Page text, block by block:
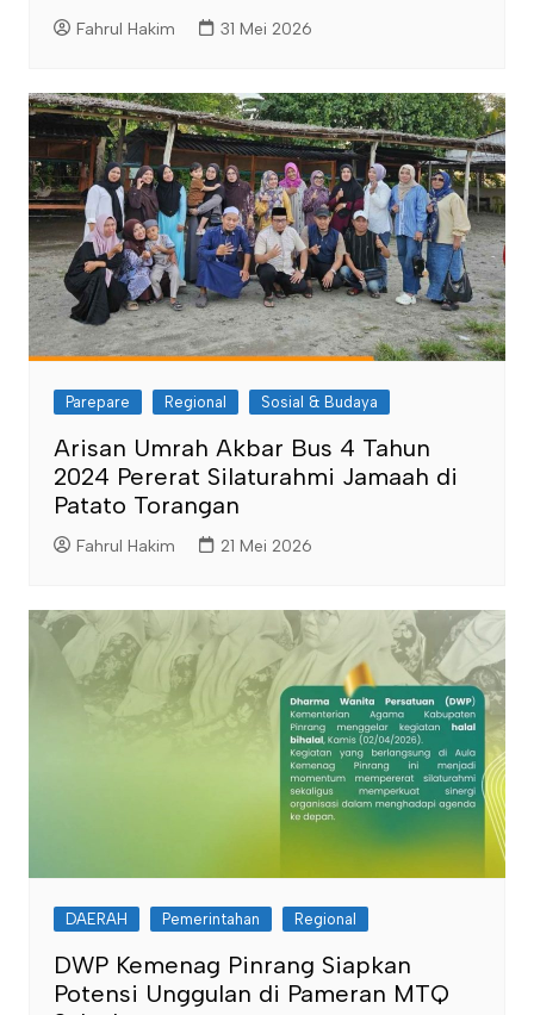
Fahrul Hakim 31 Mei 2026
Parepare Regional Sosial & Budaya
Arisan Umrah Akbar Bus 4 Tahun
2024 Pererat Silaturahmi Jamaah di
Patato Torangan
Fahrul Hakim 21 Mei 2026
DAERAH Pemerintahan Regional
DWP Kemenag Pinrang Siapkan
Potensi Unggulan di Pameran MTQ